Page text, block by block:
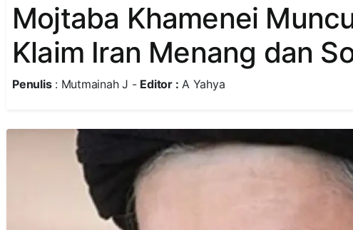
Mojtaba Khamenei
Klaim Iran Menang dan
Penulis: Mutmainah J - Editor : A Yahya